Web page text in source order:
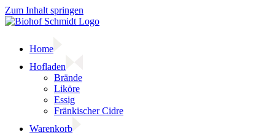
Zum Inhalt springen
Home
Hofladen
Brände
Liköre
Essig
Fränkischer Cidre
Warenkorb